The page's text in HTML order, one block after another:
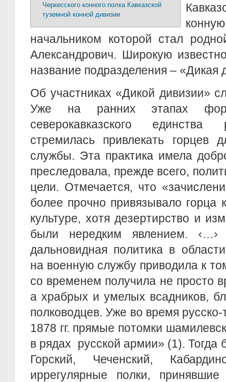
Черкесского конного полка Кавказской
туземной конной дивизии
начальником которой стал
Александрович. Широкую
название подразделения – «Дикая
Об участниках «Дикой дивизии»
Уже на ранних этапах
северокавказского единства
стремилась привлекать горцев
службы. Эта практика имела
преследовала, прежде всего,
цели. Отмечается, что
более прочно привязывало горца
культуре, хотя дезертирство и
были нередким явлением.
дальновидная политика в
на военную службу приводила к
со временем получила не просто
а храбрых и умелых всадников,
полководцев. Уже во время
1878 гг. прямые потомки
в рядах русской армии» (1). Тогда
Горский, Чеченский,
иррегулярные полки,